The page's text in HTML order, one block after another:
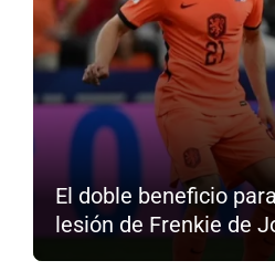
El doble beneficio
lesión de Frenkie de